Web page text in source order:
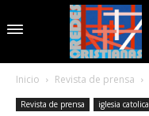
Inicio Revista de prensa
Revista de prensa iglesia catolica